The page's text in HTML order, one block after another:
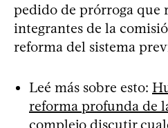
pedido de prórroga que
integrantes de la
reforma del sistema
Leé más sobre esto:
reforma profunda de
complejo discutir